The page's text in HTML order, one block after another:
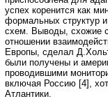
успех коренится как
формальных структур
схем. Выводы, схожие
отношении
Европы, сделал
были получены и
проводившими
включая Россию [4],
Атлантики.